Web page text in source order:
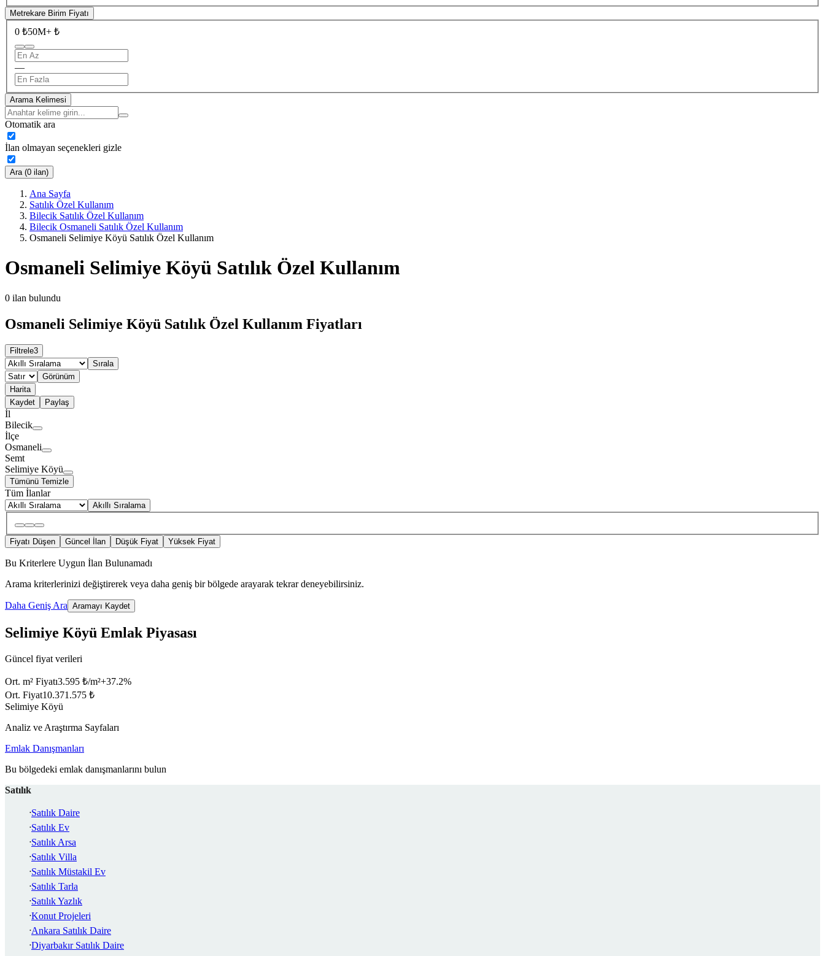
Metrekare Birim Fiyatı
0 ₺50M+ ₺
—
Arama Kelimesi
Otomatik ara
İlan olmayan seçenekleri gizle
Ara (0 ilan)
Ana Sayfa
Satılık Özel Kullanım
Bilecik Satılık Özel Kullanım
Bilecik Osmaneli Satılık Özel Kullanım
Osmaneli Selimiye Köyü Satılık Özel Kullanım
Osmaneli Selimiye Köyü Satılık Özel Kullanım
0 ilan bulundu
Osmaneli Selimiye Köyü Satılık Özel Kullanım Fiyatları
Filtrele3
Sırala
Görünüm
Harita
Kaydet
Paylaş
İl
Bilecik
İlçe
Osmaneli
Semt
Selimiye Köyü
Tümünü Temizle
Tüm İlanlar
Akıllı Sıralama
Fiyatı Düşen Güncel İlan Düşük Fiyat Yüksek Fiyat
Bu Kriterlere Uygun İlan Bulunamadı
Arama kriterlerinizi değiştirerek veya daha geniş bir bölgede arayarak tekrar deneyebilirsiniz.
Daha Geniş Ara Aramayı Kaydet
Selimiye Köyü Emlak Piyasası
Güncel fiyat verileri
Ort. m² Fiyatı3.595 ₺/m²+37.2%
Ort. Fiyat10.371.575 ₺
Selimiye Köyü
Analiz ve Araştırma Sayfaları
Emlak Danışmanları
Bu bölgedeki emlak danışmanlarını bulun
Satılık
Satılık Daire
Satılık Ev
Satılık Arsa
Satılık Villa
Satılık Müstakil Ev
Satılık Tarla
Satılık Yazlık
Konut Projeleri
Ankara Satılık Daire
Diyarbakır Satılık Daire